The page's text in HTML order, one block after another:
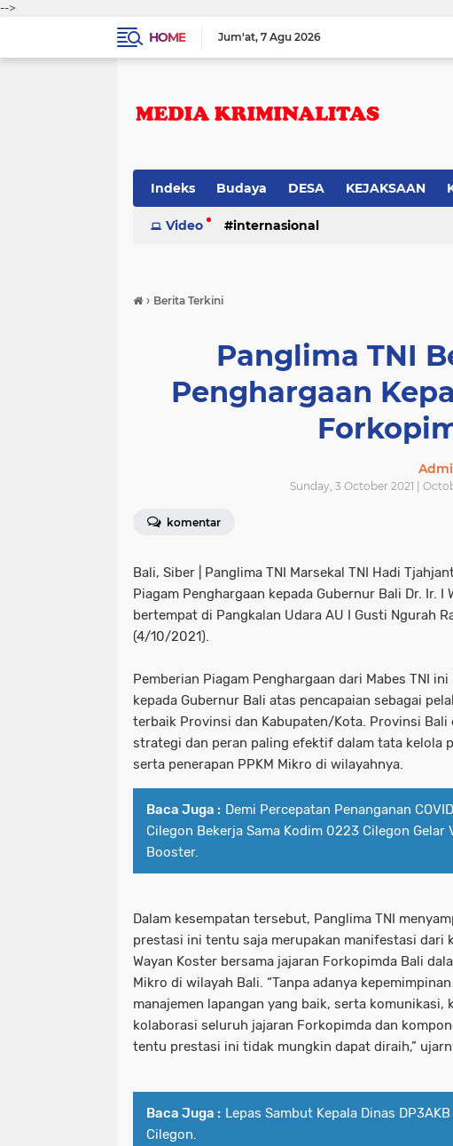
-->
HOME
Jum'at 7 Agu 2026
Indeks Budaya DESA KEJAKSAAN
Video internasional
› Berita Terkini
Panglima TNI
Penghargaan
Sunday, 3 October 2021 |
komentar
Bali, Siber | Panglima TNI Marsekal TNI Hadi
Piagam Penghargaan kepada Gubernur Bali Dr. Ir. I
bertempat di Pangkalan Udara AU I Gusti Ngurah
(4/10/2021).
Pemberian Piagam Penghargaan dari Mabes TNI
kepada Gubernur Bali atas pencapaian sebagai
terbaik Provinsi dan Kabupaten/Kota. Provinsi Bali
strategi dan peran paling efektif dalam tata kelola
serta penerapan PPKM Mikro di wilayahnya.
Baca Juga : Demi Percepatan Penanganan
Cilegon Bekerja Sama Kodim 0223 Cilegon Gelar
Booster.
Dalam kesempatan tersebut, Panglima TNI
prestasi ini tentu saja merupakan manifestasi dari
Wayan Koster bersama jajaran Forkopimda Bali
Mikro di wilayah Bali. “Tanpa adanya
manajemen lapangan yang baik, serta komunikasi,
kolaborasi seluruh jajaran Forkopimda dan
tentu prestasi ini tidak mungkin dapat diraih,”
Baca Juga : Lepas Sambut Kepala Dinas
Cilegon.